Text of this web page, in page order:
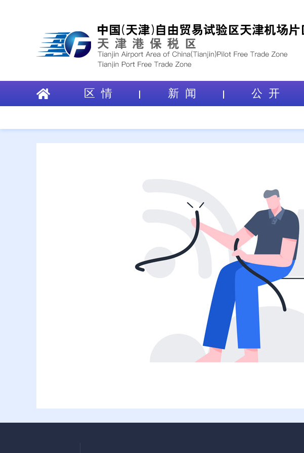
区 情 新 闻 公 开